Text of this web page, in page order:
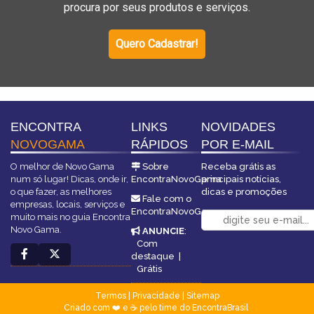
procura por seus produtos e serviços.
Quero Cadastrar!
ENCONTRA
NOVOGAMA
O melhor de Novo Gama
num só lugar! Dicas, onde ir,
o que fazer, as melhores
empresas, locais, serviços e
muito mais no guia Encontra
Novo Gama.
LINKS
RÁPIDOS
Sobre
EncontraNovoGama
Fale com o
EncontraNovoGama
ANUNCIE:
Com
destaque
Grátis
NOVIDADES
POR E-MAIL
Receba grátis as
principais notícias,
dicas e promoções
Termos| Privacidade
Sitemap
Criado com ❤️ e ☕ pelo time do EncontraBrasil